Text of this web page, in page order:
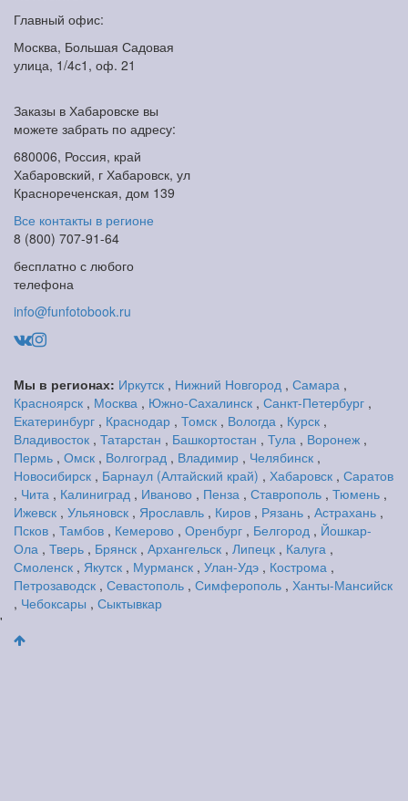
Главный офис:
Москва, Большая Садовая
улица, 1/4с1, оф. 21
Заказы в Хабаровске вы
можете забрать по адресу:
680006, Россия, край
Хабаровский, г Хабаровск, ул
Краснореченская, дом 139
Все контакты в регионе
8 (800) 707-91-64
бесплатно с любого
телефона
info@funfotobook.ru
Мы в регионах: Иркутск , Нижний Новгород , Самара ,
Красноярск , Москва , Южно-Сахалинск , Санкт-Петербург ,
Екатеринбург , Краснодар , Томск , Вологда , Курск ,
Владивосток , Татарстан , Башкортостан , Тула , Воронеж ,
Пермь , Омск , Волгоград , Владимир , Челябинск ,
Новосибирск , Барнаул (Алтайский край) , Хабаровск , Саратов
, Чита , Калиниград , Иваново , Пенза , Ставрополь , Тюмень ,
Ижевск , Ульяновск , Ярославль , Киров , Рязань , Астрахань ,
Псков , Тамбов , Кемерово , Оренбург , Белгород , Йошкар-
Ола , Тверь , Брянск , Архангельск , Липецк , Калуга ,
Смоленск , Якутск , Мурманск , Улан-Удэ , Кострома ,
Петрозаводск , Севастополь , Симферополь , Ханты-Мансийск
, Чебоксары , Сыктывкар
'